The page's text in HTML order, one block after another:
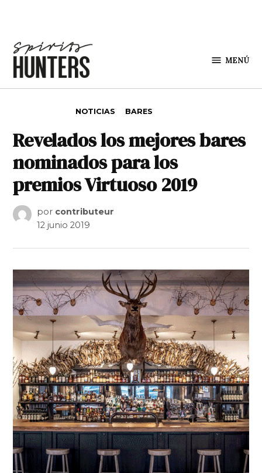
MENÚ
NOTICIAS BARES
Revelados los mejores bares
nominados para los
premios Virtuoso 2019
por contributeur
12 junio 2019